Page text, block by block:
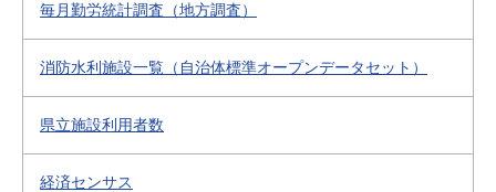
毎月勤労統計調査（地方調査）
消防水利施設一覧（自治体標準オープンデータセット）
県立施設利用者数
経済センサス